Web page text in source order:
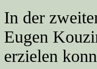
In der
Eugen
erzielen